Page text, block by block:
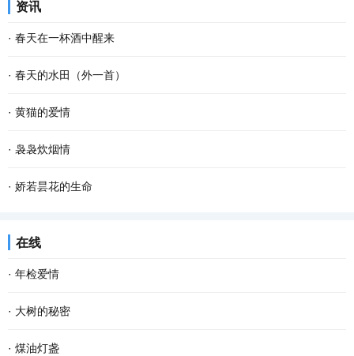
资讯
· 春天在一杯酒中醒来
杯斟满，等一场空 静。漏水的时间 放养一池蛙鸣 征途，在爹的目光
里 安慰，娘的一声叹息 青花在杯里 扶起那个弹琴的人 风在弦上，等
雪落故道 如果仰望是一次突围 咽不下的那滴泪...
· 春天的水田（外一首）
春天的水田里， 禾苗怀抱农夫的希望，孕育夏日的稻香； 柳条喜欢伸
手去拨沟渠里的水； 我用力闻挨着草地疯长的婆婆纳草。 幸运的话，
隔着几个“田块”相框，能遇到十几只白鹭立...
· 黄猫的爱情
腊梅一开，春天不远了；猫儿一闹，春天也不远了。猫儿的闹就是不
同寻常的叫，不同寻常的呼。腊梅开放是植物情爱的张扬，猫儿的呼
· 袅袅炊烟情
从村庄走出的游子，乡愁深处都有一柱炊烟。 不知为何，当归期越
· 娇若昙花的生命
在线
· 年检爱情
岁末年初，各类年检渐渐提上日程。近年来，随着某些程序或手续的
简化，相对来说，年检的项目少了些。但有些物事，必须得年检。比
· 大树的秘密
我坚信，每一棵大树，都有着自己的秘密。只是这些秘密并不为我们
· 煤油灯盏